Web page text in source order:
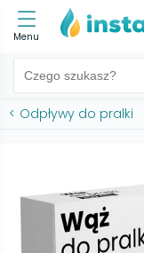
Menu
< Odpływy do pralki